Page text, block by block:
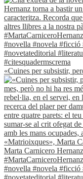
«Cuines per subsistir,